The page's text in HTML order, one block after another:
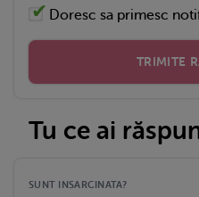
Doresc sa primesc
TRIMITE
Tu ce ai
SUNT INSARCINATA?